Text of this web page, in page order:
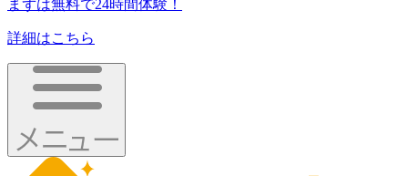
まずは無料で24時間体験！
詳細はこちら